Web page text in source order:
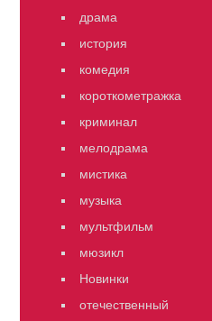
драма
история
комедия
короткометражка
криминал
мелодрама
мистика
музыка
мультфильм
мюзикл
Новинки
отечественный